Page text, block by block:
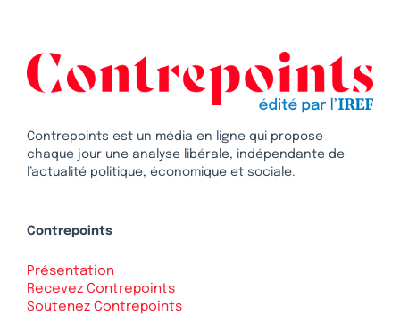
Contrepoints est un média en ligne qui propose
chaque jour une analyse libérale, indépendante de
l’actualité politique, économique et sociale.
Contrepoints
Présentation
Recevez Contrepoints
Soutenez Contrepoints